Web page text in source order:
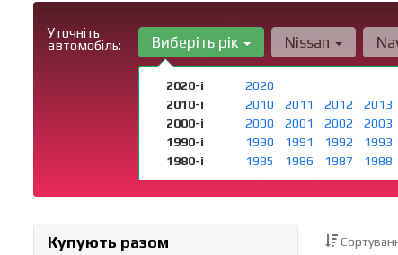
Уточніть
автомобіль:
Виберіть рік
2020-і
2020
2010-і
2010 2011 2012 2013
2000-і
2000 2001 2002 2003
1990-і
1990 1991 1992 1993
1980-і
1985 1986 1987 1988
Nissan
Купують разом